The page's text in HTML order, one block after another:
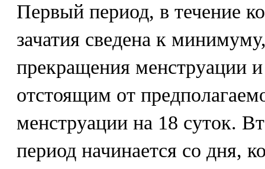
Первый период, в течение
зачатия сведена к
прекращения менструации
отстоящим от
менструации на 18 суток.
период начинается со дня,